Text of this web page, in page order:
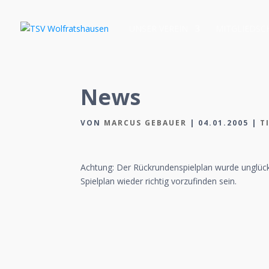
News
VON MARCUS GEBAUER | 04.01.2005 |
Achtung: Der Rückrundenspielplan wurde
Spielplan wieder richtig vorzufinden sein.